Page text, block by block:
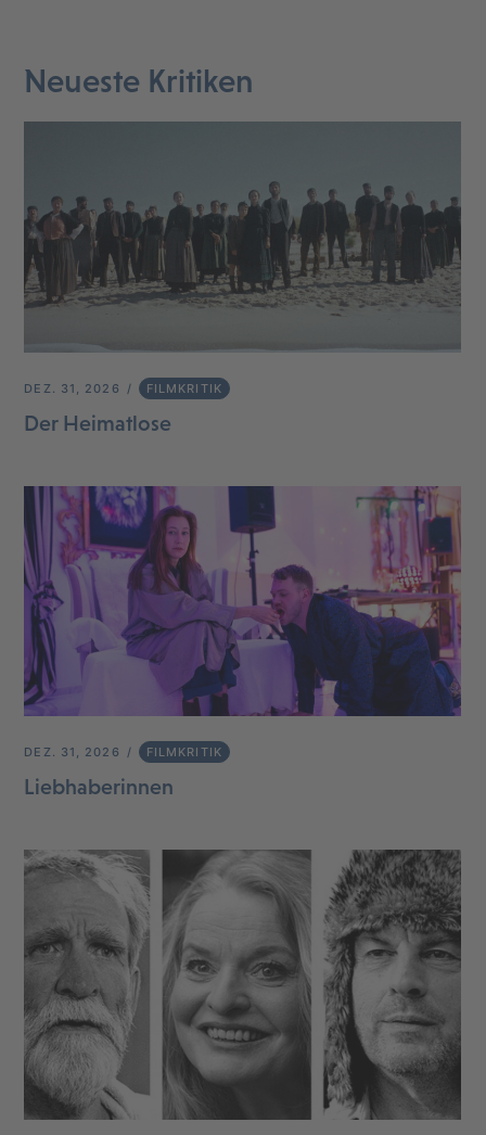
Neueste Kritiken
DEZ. 31, 2026 FILMKRITIK
Der Heimatlose
DEZ. 31, 2026 FILMKRITIK
Liebhaberinnen